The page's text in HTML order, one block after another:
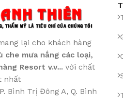
lại cho khách hàng
che mưa nắng các loại,
Resort v.v... với chất
nhất
Bình Trị Đông A, Q. Bình